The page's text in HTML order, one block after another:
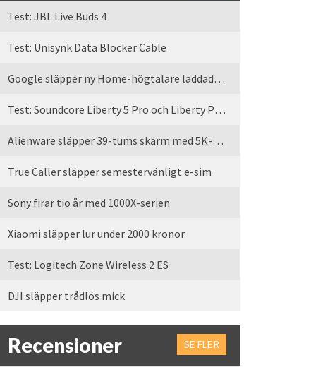
Test: JBL Live Buds 4
Test: Unisynk Data Blocker Cable
Google släpper ny Home-högtalare laddad med Gemini
Test: Soundcore Liberty 5 Pro och Liberty Pro Max
Alienware släpper 39-tums skärm med 5K-upplösning
True Caller släpper semestervänligt e-sim
Sony firar tio år med 1000X-serien
Xiaomi släpper lur under 2000 kronor
Test: Logitech Zone Wireless 2 ES
DJI släpper trådlös mick
Recensioner SE FLER